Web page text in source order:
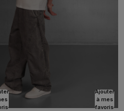
Ajouter
à mes
favoris